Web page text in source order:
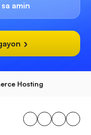
amin
Hosting